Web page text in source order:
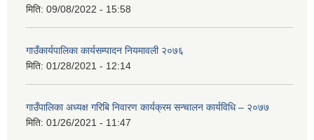
मिति: 09/08/2022 - 15:58
गाउँकार्यपालिका कार्यसम्पादन नियमावली २०७६
मिति: 01/28/2021 - 12:14
गाउँपालिका अध्यक्ष गरिबि निवारण कार्यक्रम सन्चालन कार्यविधि – २०७७
मिति: 01/26/2021 - 11:47